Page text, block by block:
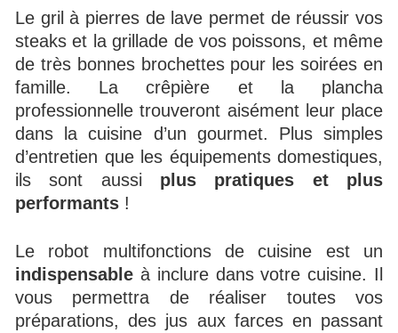
Le gril à pierres de lave permet de réussir vos
steaks et la grillade de vos poissons, et même
de très bonnes brochettes pour les soirées en
famille. La crêpière et la plancha
professionnelle trouveront aisément leur place
dans la cuisine d’un gourmet. Plus simples
d’entretien que les équipements domestiques,
ils sont aussi plus pratiques et plus
performants !
Le robot multifonctions de cuisine est un
indispensable à inclure dans votre cuisine. Il
vous permettra de réaliser toutes vos
préparations, des jus aux farces en passant